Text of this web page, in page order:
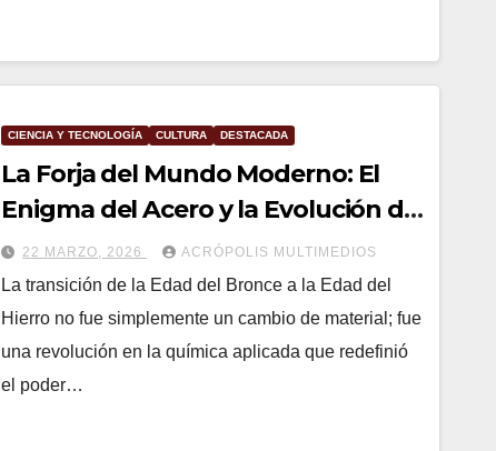
CIENCIA Y TECNOLOGÍA CULTURA DESTACADA
La Forja del Mundo Moderno: El
Enigma del Acero y la Evolución de
la Resiliencia Molecular
22 MARZO, 2026 ACRÓPOLIS MULTIMEDIOS
La transición de la Edad del Bronce a la Edad del
Hierro no fue simplemente un cambio de material; fue
una revolución en la química aplicada que redefinió
el poder…